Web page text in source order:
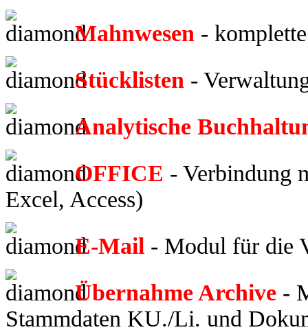
Mahnwesen -
Stücklisten -
Analytische
OFFICE - Verbindung
Excel, Access)
E-Mail - Modul für die
Übernahme Archive -
Stammdaten KU./Li. und